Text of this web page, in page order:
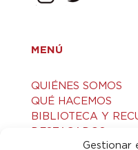
Gestionar
MENÚ
QUIÉNES SOMOS
QUÉ HACEMOS
BIBLIOTECA Y
DESTACADOS
ACTIVIDADES